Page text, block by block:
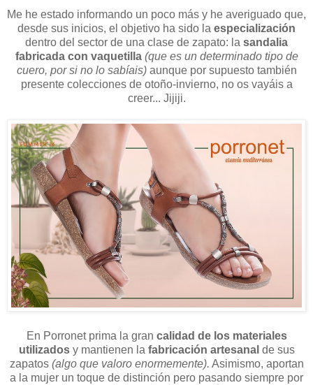
Me he estado informando un poco más y he averiguado que,
desde sus inicios, el objetivo ha sido la especialización
dentro del sector de una clase de zapato: la sandalia
fabricada con vaquetilla (que es un determinado tipo de
cuero, por si no lo sabíais)aunque por supuesto también
presente colecciones de otoño-invierno, no os vayáis a
creer... Jijiji.
En Porronet prima la gran calidad de los materiales
utilizadosy mantienen la fabricación artesanal de sus
zapatos (algo que valoro enormemente). Asimismo, aportan
a la mujer un toque de distinción pero pasando siempre por